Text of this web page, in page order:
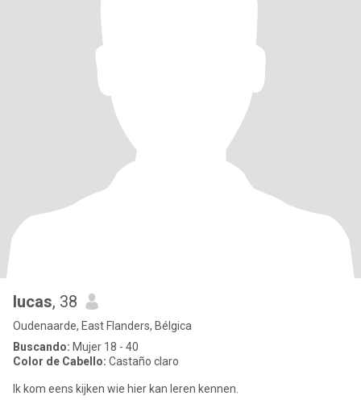
lucas, 38
Oudenaarde, East Flanders, Bélgica
Buscando: Mujer 18 - 40
Color de Cabello: Castaño claro
Ik kom eens kijken wie hier kan leren kennen.